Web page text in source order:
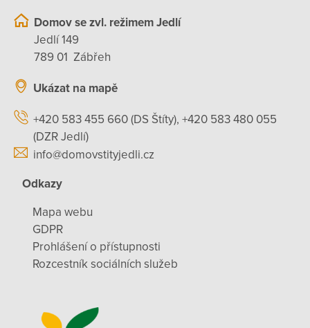
Domov se zvl. režimem Jedlí
Jedlí 149
789 01 Zábřeh
Ukázat na mapě
+420 583 455 660 (DS Štíty), +420 583 480 055
(DZR Jedlí)
info@domovstityjedli.cz
Odkazy
Mapa webu
GDPR
Prohlášení o přístupnosti
Rozcestník sociálních služeb